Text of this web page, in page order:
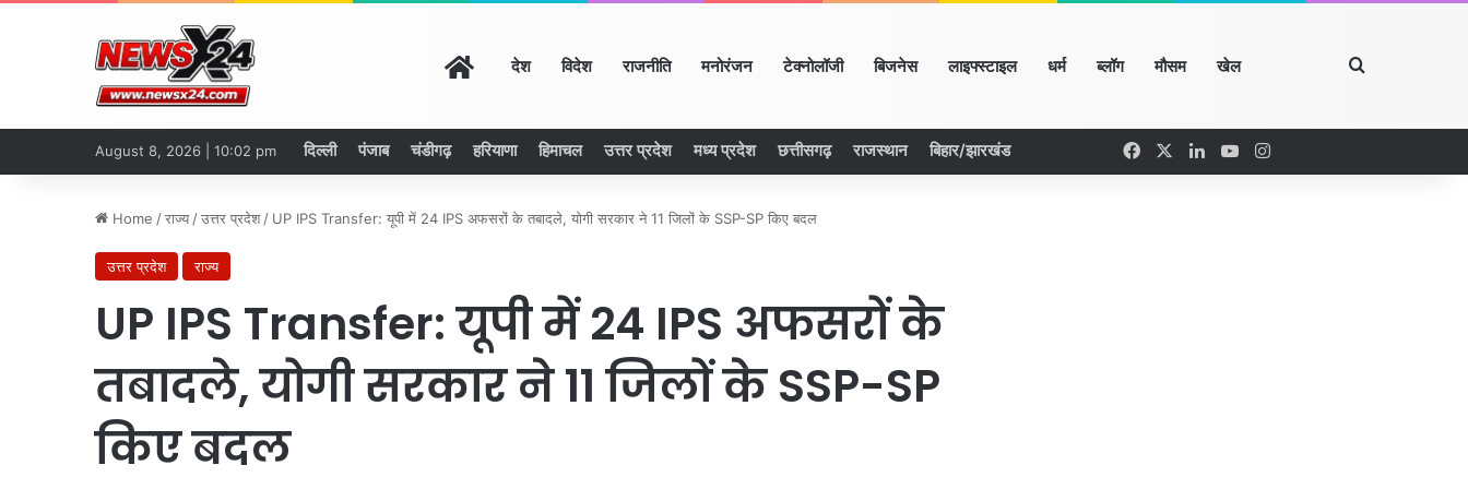
Homeदेश विदेश राजनीति मनोरंजन टेक्नोलॉजी बिजनेस लाइफ्स्टाइल धर्म ब्लॉग मौसम खेल Search for
August 8, 2026 | 10:02 pm दिल्ली पंजाब चंडीगढ़ हरियाणा हिमाचल उत्तर प्रदेश मध्य प्रदेश छत्तीसगढ़ राजस्थान बिहार/झारखंड FacebookLinkedIn
YouTubeInstagram
Home /राज्य /उत्तर प्रदेश / UP IPS Transfer: यूपी में 24 IPS अफसरों के तबादले, योगी सरकार ने 11 जिलों के SSP-SP किए बदल
उत्तर प्रदेश राज्य
UP IPS Transfer: यूपी में 24 IPS अफसरों के
तबादले, योगी सरकार ने 11 जिलों के SSP-SP
किए बदल